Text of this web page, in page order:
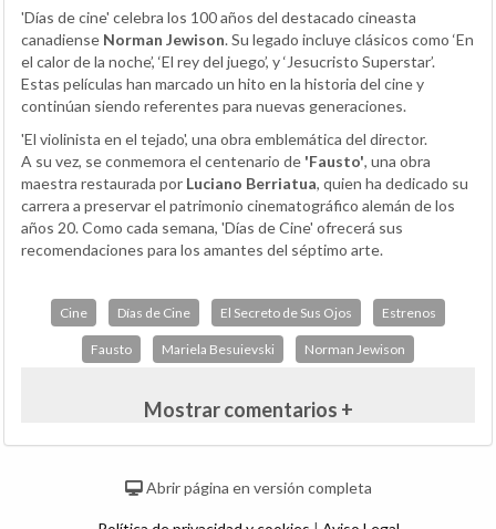
'Días de cine' celebra los 100 años del destacado cineasta
canadiense Norman Jewison. Su legado incluye clásicos como ‘En
el calor de la noche’, ‘El rey del juego’, y ‘Jesucristo Superstar’.
Estas películas han marcado un hito en la historia del cine y
continúan siendo referentes para nuevas generaciones.
'El violinista en el tejado', una obra emblemática del director.
A su vez, se conmemora el centenario de 'Fausto', una obra
maestra restaurada por Luciano Berriatua, quien ha dedicado su
carrera a preservar el patrimonio cinematográfico alemán de los
años 20. Como cada semana, 'Días de Cine' ofrecerá sus
recomendaciones para los amantes del séptimo arte.
Cine Días de Cine El Secreto de Sus Ojos Estrenos
Fausto Mariela Besuievski Norman Jewison
Mostrar comentarios +
Abrir página en versión completa